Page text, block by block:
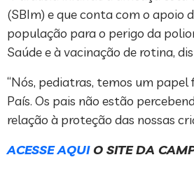
(SBIm) e que conta com o apoio
população para o perigo da
Saúde e à vacinação de rotina,
“Nós, pediatras, temos um
País. Os pais não estão
relação à proteção das nossas
ACESSE AQUIO SITE DA